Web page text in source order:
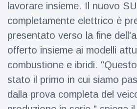
Dylan
Barbara
Palvin
rivelano di
aspettare
una
bambina
15 July
50
Visualizzazioni
Brown
incoraggia
sua figlia ad
15 July
72
Visualizzazioni
lavorare insieme. Il nuovo
completamente elettrico è
presentato verso la fine
offerto insieme ai modelli
combustione e ibridi.
stato il primo in cui siamo
dalla prova completa del